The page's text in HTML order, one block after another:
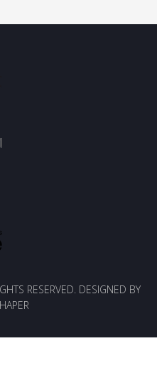
RESERVED. DESIGNED BY